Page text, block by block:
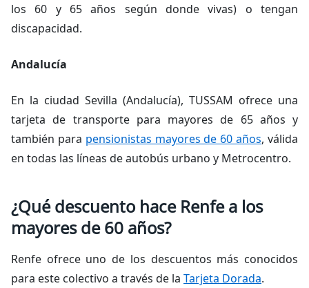
los 60 y 65 años según donde vivas) o tengan
discapacidad.
Andalucía
En la ciudad Sevilla (Andalucía), TUSSAM ofrece una
tarjeta de transporte para mayores de 65 años y
también para pensionistas mayores de 60 años, válida
en todas las líneas de autobús urbano y Metrocentro.
¿Qué descuento hace Renfe a los
mayores de 60 años?
Renfe ofrece uno de los descuentos más conocidos
para este colectivo a través de la Tarjeta Dorada.